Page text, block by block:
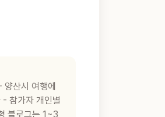
산시 여행에
참가자 개인별
블로그는 1~3